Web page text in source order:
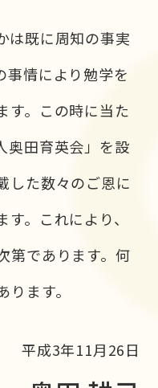
は既に周知の事実
事情により勉学を
す。この時に当た
奥田育英会」を設
した数々のご恩に
。これにより、
第であります。何
ます。
平成3年11月26日